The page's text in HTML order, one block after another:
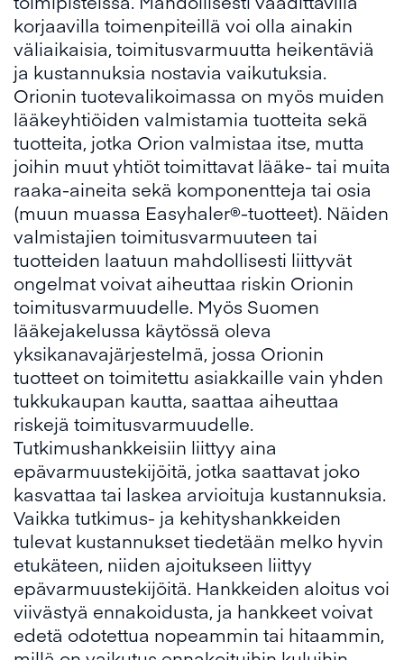
korjaavilla toimenpiteillä voi olla ainakin
väliaikaisia, toimitusvarmuutta heikentäviä
ja kustannuksia nostavia vaikutuksia.
Orionin tuotevalikoimassa on myös muiden
lääkeyhtiöiden valmistamia tuotteita sekä
tuotteita, jotka Orion valmistaa itse, mutta
joihin muut yhtiöt toimittavat lääke- tai muita
raaka-aineita sekä komponentteja tai osia
(muun muassa Easyhaler®-tuotteet). Näiden
valmistajien toimitusvarmuuteen tai
tuotteiden laatuun mahdollisesti liittyvät
ongelmat voivat aiheuttaa riskin Orionin
toimitusvarmuudelle. Myös Suomen
lääkejakelussa käytössä oleva
yksikanavajärjestelmä, jossa Orionin
tuotteet on toimitettu asiakkaille vain yhden
tukkukaupan kautta, saattaa aiheuttaa
riskejä toimitusvarmuudelle.
Tutkimushankkeisiin liittyy aina
epävarmuustekijöitä, jotka saattavat joko
kasvattaa tai laskea arvioituja kustannuksia.
Vaikka tutkimus- ja kehityshankkeiden
tulevat kustannukset tiedetään melko hyvin
etukäteen, niiden ajoitukseen liittyy
epävarmuustekijöitä. Hankkeiden aloitus voi
viivästyä ennakoidusta, ja hankkeet voivat
edetä odotettua nopeammin tai hitaammin,